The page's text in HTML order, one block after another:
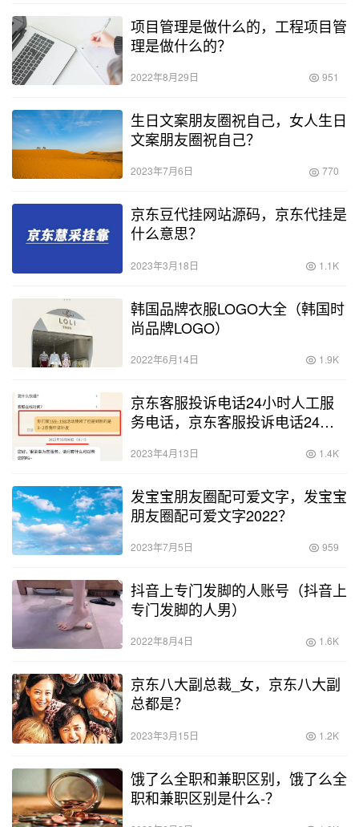
项目管理是做什么的，工程项目管
理是做什么的？
2022年8月29日 951
生日文案朋友圈祝自己，女人生日
文案朋友圈祝自己？
2023年7月6日 770
京东豆代挂网站源码，京东代挂是
什么意思？
2023年3月18日 1.1K
韩国品牌衣服LOGO大全（韩国时
尚品牌LOGO）
2022年6月14日 1.9K
京东客服投诉电话24小时人工服
务电话，京东客服投诉电话24小
2023年4月13日 1.4K
发宝宝朋友圈配可爱文字，发宝宝
朋友圈配可爱文字2022？
2023年7月5日 959
抖音上专门发脚的人账号（抖音上
专门发脚的人男）
2022年8月4日 1.6K
京东八大副总裁_女，京东八大副
总都是？
2023年3月15日 1.2K
饿了么全职和兼职区别，饿了么全
职和兼职区别是什么-？